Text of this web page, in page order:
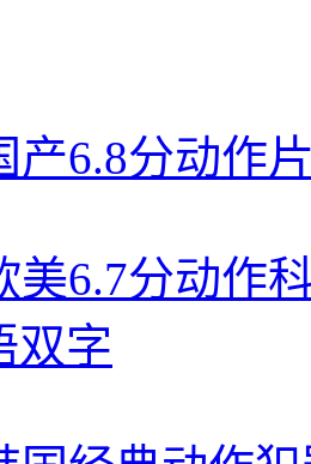
产6.8分动作
美6.7分动作
双字